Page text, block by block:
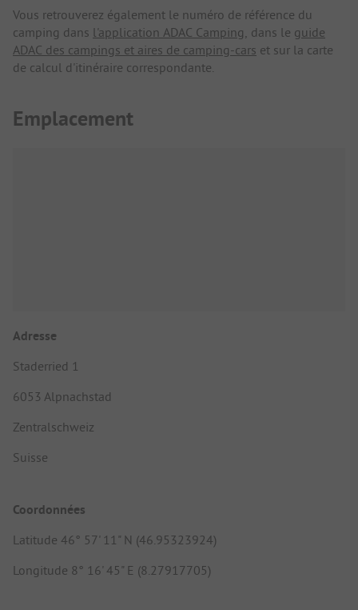
Vous retrouverez également le numéro de référence du
camping dans l'application ADAC Camping, dans le guide
ADAC des campings et aires de camping-cars et sur la carte
de calcul d'itinéraire correspondante.
Emplacement
Adresse
Staderried 1
6053 Alpnachstad
Zentralschweiz
Suisse
Coordonnées
Latitude 46° 57' 11" N (46.95323924)
Longitude 8° 16' 45" E (8.27917705)